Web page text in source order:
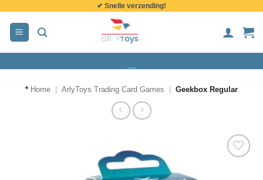
inhoud
✔ Snelle verzending!
* Home ArlyToys Trading Card Games Geekbox Regular